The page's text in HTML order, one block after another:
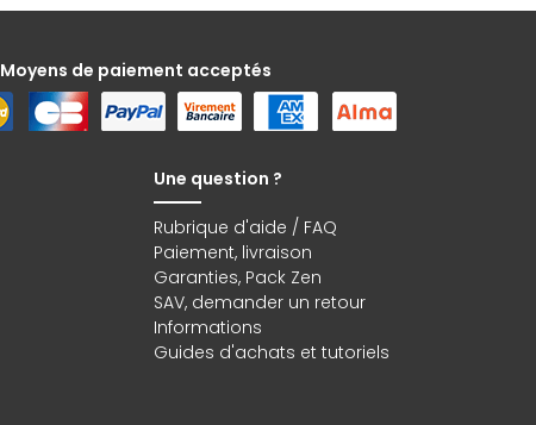
Moyens de paiement acceptés
Une question ?
Rubrique d'aide / FAQ
Paiement, livraison
Garanties, Pack Zen
SAV, demander un retour
Informations
Guides d'achats et tutoriels